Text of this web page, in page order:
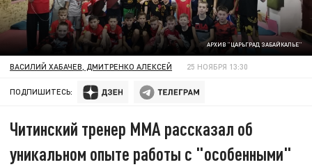
АРХИВ "ЦАРЬГРАД ЗАБАЙКАЛЬЕ"
ВАСИЛИЙ ХАБАЧЕВ, ДМИТРЕНКО АЛЕКСЕЙ 25 НОЯБРЯ 13:30
ПОДПИШИТЕСЬ:
Читинский тренер ММА рассказал об
уникальном опыте работы с "особенными"